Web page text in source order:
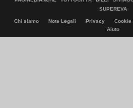
SUPEREVA
Chi siamo Note Legali Privacy Cookie
Aiuto